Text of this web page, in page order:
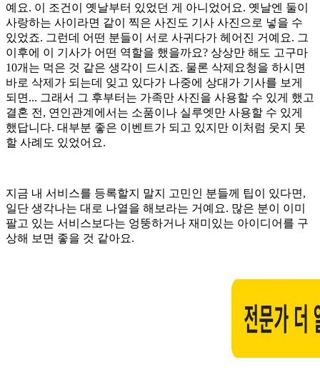
예요. 이 조건이 옛날부터 있었던 게 아니었어요. 옛날엔 둘이
사랑하는 사이라면 같이 찍은 사진도 기사 사진으로 넣을 수
있었죠. 그런데 어떤 분들이 서로 사귀다가 헤어진 거예요. 그
이후에 이 기사가 어떤 역할을 했을까요? 상상만 해도 고구마
10개는 먹은 것 같은 생각이 드시죠. 물론 삭제요청을 하시면
바로 삭제가 되는데 잊고 있다가 나중에 상대가 기사를 보게
되면... 그래서 그 후부터는 가족만 사진을 사용할 수 있게 했고
결혼 전, 연인관계에서는 소품이나 실루엣만 사용할 수 있게
했답니다. 대부분 좋은 이벤트가 되고 있지만 이처럼 웃지 못
할 사례도 있었어요.
지금 내 서비스를 등록할지 말지 고민인 분들께 팁이 있다면,
일단 생각나는 대로 나열을 해보라는 거예요. 많은 분이 이미
팔고 있는 서비스보다는 엉뚱하거나 재미있는 아이디어를 구
상해 보면 좋을 것 같아요.